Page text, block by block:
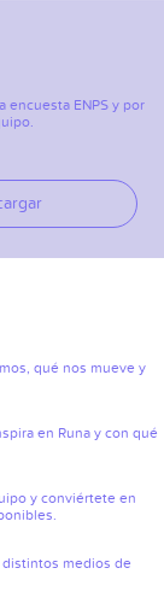
encuesta ENPS y por
qué nos mueve y
en Runa y con qué
y conviértete en
medios de